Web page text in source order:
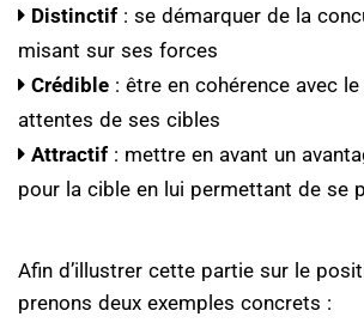
Distinctif : se démarquer de la
misant sur ses forces
Crédible : être en cohérence avec
attentes de ses cibles
Attractif : mettre en avant un
pour la cible en lui permettant de se
Afin d’illustrer cette partie sur le
prenons deux exemples concrets :